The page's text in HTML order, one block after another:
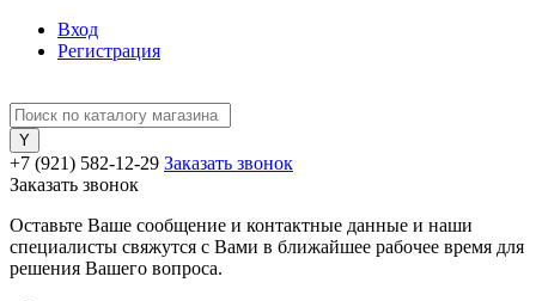
Вход
Регистрация
+7 (921) 582-12-29 Заказать звонок
Заказать звонок
Оставьте Ваше сообщение и контактные данные и наши
специалисты свяжутся с Вами в ближайшее рабочее время для
решения Вашего вопроса.